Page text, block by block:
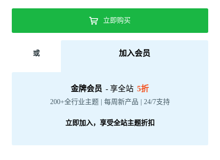
立即购买
或 加入会员
金牌会员 - 享全站 5折
200+全行业主题 | 每周新产品 | 24/7支持
立即加入，享受全站主题折扣